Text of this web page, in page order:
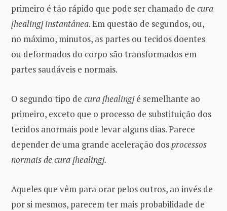
primeiro é tão rápido que pode ser chamado de cura
[healing] instantânea. Em questão de segundos, ou,
no máximo, minutos, as partes ou tecidos doentes
ou deformados do corpo são transformados em
partes saudáveis ​​e normais.
O segundo tipo de cura [healing]é semelhante ao
primeiro, exceto que o processo de substituição dos
tecidos anormais pode levar alguns dias. Parece
depender de uma grande aceleração dosprocessos
normais de cura [healing].
Aqueles que vêm para orar pelos outros, ao invés de
por si mesmos, parecem ter mais probabilidade de